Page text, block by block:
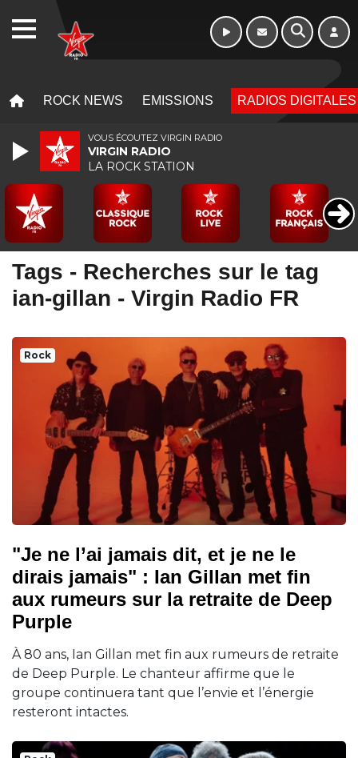
ROCK NEWS EMISSIONS RADIOS DIGITALES
Tags - Recherches sur le tag
ian-gillan - Virgin Radio FR
Rock
"Je ne l’ai jamais dit, et je ne le
dirais jamais" : Ian Gillan met fin
aux rumeurs sur la retraite de Deep
Purple
À 80 ans, Ian Gillan met fin aux rumeurs de retraite
de Deep Purple. Le chanteur affirme que le
groupe continuera tant que l’envie et l’énergie
resteront intactes.
VOUS ÉCOUTEZ VIRGIN RADIO
VIRGIN RADIO
LA ROCK STATION
WEBRADIO